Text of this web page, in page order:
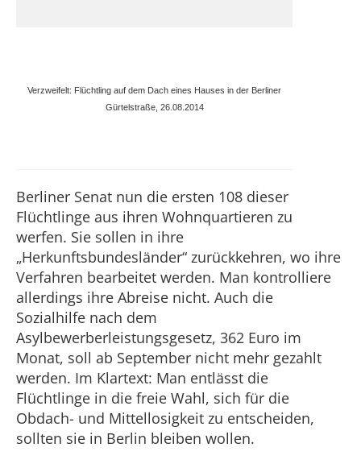
Verzweifelt: Flüchtling auf dem Dach eines Hauses in der Berliner
Gürtelstraße, 26.08.2014
Berliner Senat nun die ersten 108 dieser
Flüchtlinge aus ihren Wohnquartieren zu
werfen. Sie sollen in ihre
„Herkunftsbundesländer“ zurückkehren, wo ihre
Verfahren bearbeitet werden. Man kontrolliere
allerdings ihre Abreise nicht. Auch die
Sozialhilfe nach dem
Asylbewerberleistungsgesetz, 362 Euro im
Monat, soll ab September nicht mehr gezahlt
werden. Im Klartext: Man entlässt die
Flüchtlinge in die freie Wahl, sich für die
Obdach- und Mittellosigkeit zu entscheiden,
sollten sie in Berlin bleiben wollen.